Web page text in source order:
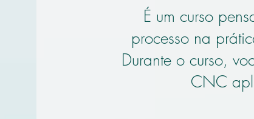
É um curso
processo na
Durante o curso,
CNC